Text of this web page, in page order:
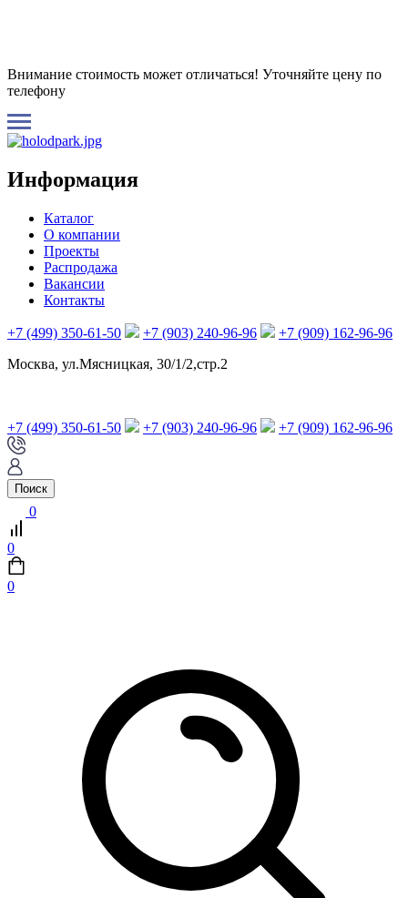
Внимание стоимость может отличаться! Уточняйте цену по
телефону
Информация
Каталог
О компании
Проекты
Распродажа
Вакансии
Контакты
+7 (499) 350-61-50 +7 (903) 240-96-96
+7 (909) 162-96-96
Москва, ул.Мясницкая, 30/1/2,стр.2
+7 (499) 350-61-50 +7 (903) 240-96-96 +7 (909) 162-96-96
Поиск
0
0
0